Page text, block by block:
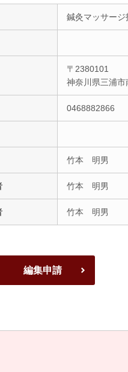
鍼灸マッサー
〒2380101
神奈川県三浦
0468882866
竹本 明男
竹本 明男
竹本 明男
編集申請